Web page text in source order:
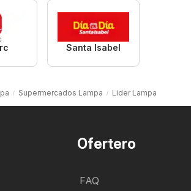
Santa Isabel
Supermercados Lampa Lider Lampa
Ofertero
FAQ